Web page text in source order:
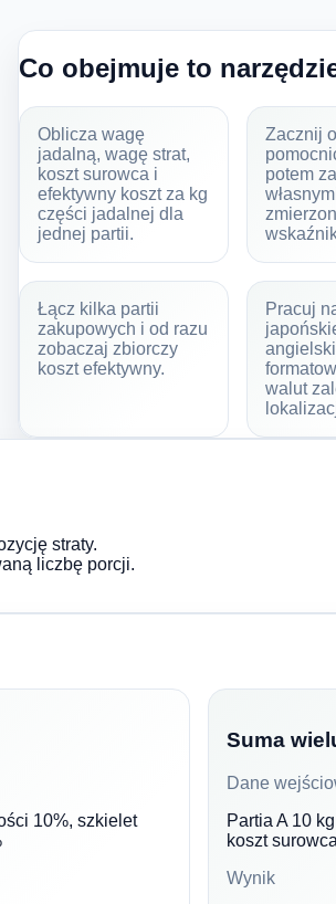
Co obejmuje to
Oblicza wagę
jadalną, wagę strat,
koszt surowca i
efektywny koszt za kg
części jadalnej dla
jednej partii.
Zacznij
potem
Łącz kilka partii
zakupowych i od razu
zobaczaj zbiorczy
koszt efektywny.
Pracuj
walut
straty.
liczbę porcji.
10%, szkielet
Suma
Dane
Partia A 10
koszt
Wynik